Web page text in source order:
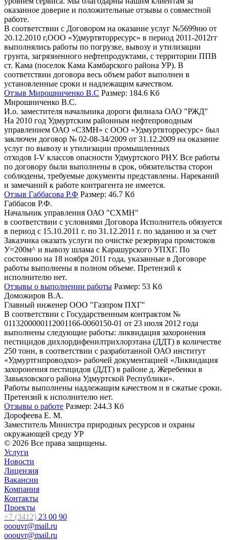
оказанное доверие и положительные отзывы о совместной
работе.
В соответствии с Договором на оказание услуг №5699ню от
20.12.2010 г,ООО «Удмуртвторресурс» в период 2011-2012гг
выполнялись работы по погрузке, вывозу и утилизации
грунта, загрязненного нефтепродуктами, с территории ППВ
ст. Кама (поселок Кама Камбарского района УР). В
соответствии договора весь объем работ выполнен в
установленные сроки и надлежащим качеством.
Отзыв Мирошниченко В.С Размер: 184.6 Кб
Мирошниченко В.С.
И.о. заместителя начальника дороги филиала ОАО "РЖД"
На 2010 год Удмуртским районным нефтепроводным
управлением ОАО «СЗМН» с ООО «Удмуртвторресурс» был
заключен договор № 02-08-34/2009 от 31.12.2009 на оказание
услуг по вывозу и утилизации промышленных
отходов I-V классов опасности Удмуртского РНУ. Все работы
по договору были выполнены в срок, обязательства сторон
соблюдены, требуемые документы представлены. Нареканий
и замечаний к работе контрагента не имеется.
Отзыв Габбасова Р.Ф Размер: 46.7 Кб
Габбасов Р.Ф.
Начальник управления ОАО "СХМН"
в соответствии с условиями Договора Исполнитель обязуется
в период с 15.10.2011 г. по 31.12.2011 г. по заданию и за счет
Заказчика оказать услуги по очистке резервуара промстоков
У=200м^ и вывозу шлама с Карашурского УПХГ. По
состоянию на 18 ноября 2011 года, указанные в Договоре
работы выполнены в полном объеме. Претензий к
исполнителю нет.
Отзывы о выполнении работы Размер: 53 Кб
Доможиров В.А.
Главный инженер ООО "Газпром ПХГ"
В соответствии с Государственным контрактом №
0113200000112001166-0060150-01 от 23 июля 2012 года
выполнены следующие работы: ликвидация захоронения
пестицидов дихлордифенилтрихлорэтана (ДДТ) в количестве
250 тонн, в соответствии с разработанной ОАО институт
«Удмуртгипроводхоз» рабочей документацией «Ликвидация
захоронения пестицидов (ДДТ) в районе д. Жеребенки в
Завьяловского района Удмуртской Республики».
Работы выполнены надлежащим качеством и в сжатые сроки.
Претензий к исполнителю нет.
Отзывы о работе Размер: 244.3 Кб
Дорофеева Е. М.
Заместитель Министра природных ресурсов и охраны
окружающей среду УР
© 2026 Все права защищены.
Услуги
Новости
Лицензия
Вакансии
Компания
Контакты
Проекты
+7 (3412) 23 00 90
ooouvr@mail.ru
ooouvr@mail.ru